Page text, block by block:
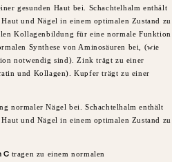
gesunden Haut bei. Schachtelhalm enthält
und Nägel in einem optimalen Zustand zu
Kollagenbildung für eine normale Funktion
Synthese von Aminosäuren bei, (wie
notwendig sind). Zink trägt zu einer
und Kollagen). Kupfer trägt zu einer
normaler Nägel bei. Schachtelhalm enthält
und Nägel in einem optimalen Zustand zu
C tragen zu einem normalen